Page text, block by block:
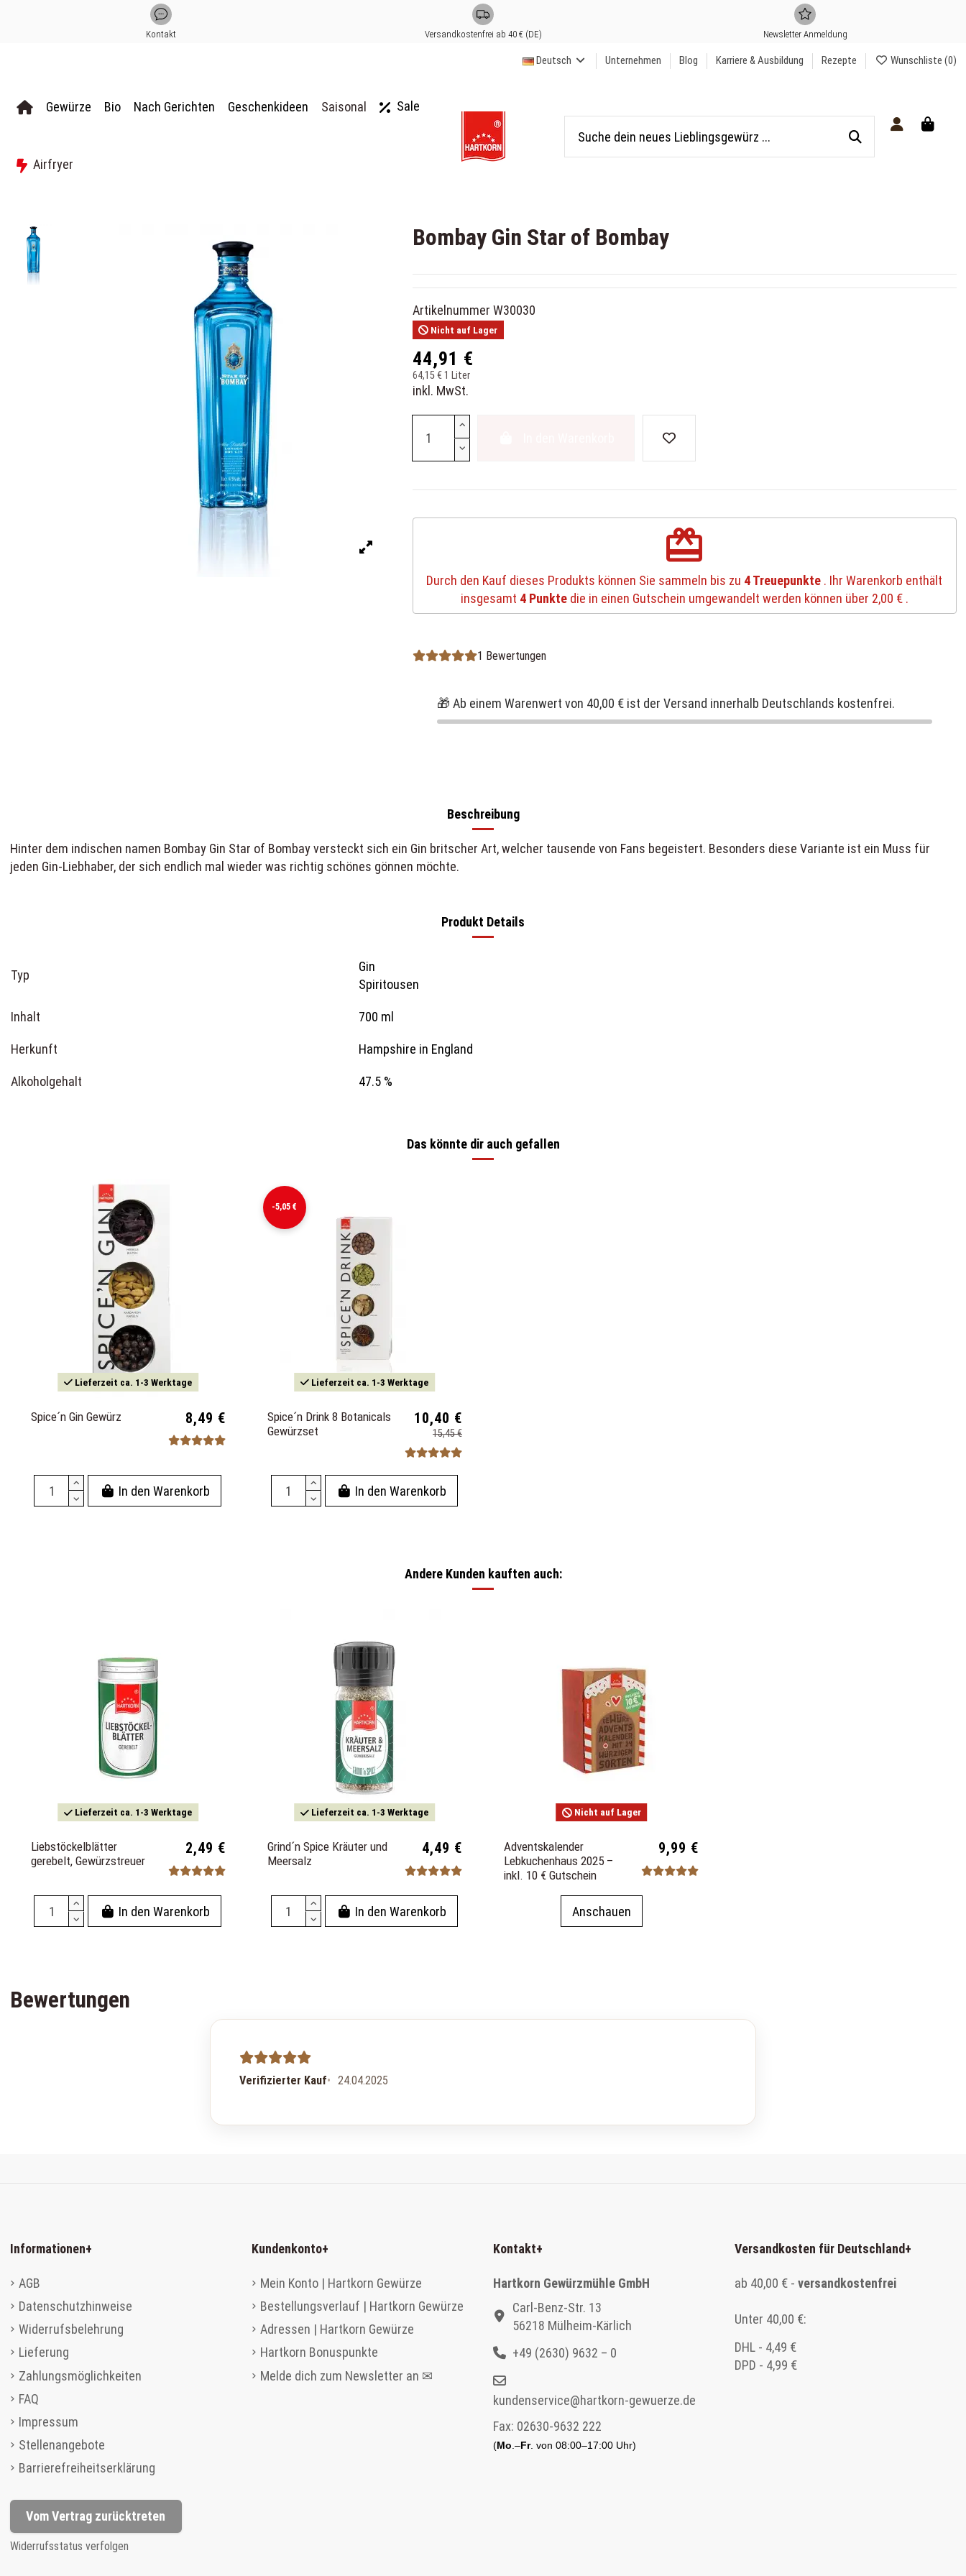
Kontakt Versandkostenfrei ab 40 € (DE) Newsletter Anmeldung
Deutsch Unternehmen Blog Karriere & Ausbildung Rezepte Wunschliste (0)
Gewürze Bio Nach Gerichten Geschenkideen Saisonal Sale
Airfryer
Bombay Gin Star of Bombay
Artikelnummer W30030
Nicht auf Lager
44,91 €
64,15 € 1 Liter
inkl. MwSt.
redeem
Durch den Kauf dieses Produkts können Sie sammeln bis zu 4Treuepunkte . Ihr Warenkorb enthält
insgesamt 4Punktedie in einen Gutschein umgewandelt werden können über 2,00 €.
1 Bewertungen
🎁 Ab einem Warenwert von 40,00 € ist der Versand innerhalb Deutschlands kostenfrei.
Beschreibung
Hinter dem indischen namen Bombay Gin Star of Bombay versteckt sich ein Gin britscher Art, welcher tausende von Fans begeistert. Besonders diese Variante ist ein Muss für
jeden Gin-Liebhaber, der sich endlich mal wieder was richtig schönes gönnen möchte.
Produkt Details
Typ
Gin
Spiritousen
Inhalt 700 ml
Herkunft Hampshire in England
Alkoholgehalt 47.5 %
Das könnte dir auch gefallen
Lieferzeit ca. 1-3 Werktage
Spice´n Gin Gewürz 8,49 €
In den Warenkorb
-5,05 €
Lieferzeit ca. 1-3 Werktage
Spice´n Drink 8 Botanicals
Gewürzset
10,40 €
15,45 €
In den Warenkorb
Andere Kunden kauften auch:
Lieferzeit ca. 1-3 Werktage
Liebstöckelblätter
gerebelt, Gewürzstreuer
2,49 €
In den Warenkorb
Lieferzeit ca. 1-3 Werktage
Grind´n Spice Kräuter und
Meersalz
4,49 €
In den Warenkorb
Nicht auf Lager
Adventskalender
Lebkuchenhaus 2025 –
inkl. 10 € Gutschein
9,99 €
Anschauen
Bewertungen
Verifizierter Kauf 24.04.2025
Informationen+
AGB
Datenschutzhinweise
Widerrufsbelehrung
Lieferung
Zahlungsmöglichkeiten
FAQ
Impressum
Stellenangebote
Barrierefreiheitserklärung
Kundenkonto+
Mein Konto | Hartkorn Gewürze
Bestellungsverlauf | Hartkorn Gewürze
Adressen | Hartkorn Gewürze
Hartkorn Bonuspunkte
Melde dich zum Newsletter an ✉
Kontakt+
Hartkorn Gewürzmühle GmbH
Carl-Benz-Str. 13
56218 Mülheim-Kärlich
+49 (2630) 9632 – 0
kundenservice@hartkorn-gewuerze.de
Fax: 02630-9632 222
(Mo.–Fr. von 08:00–17:00 Uhr)
Versandkosten für Deutschland+
ab 40,00 € - versandkostenfrei
Unter 40,00 €:
DHL - 4,49 €
DPD - 4,99 €
Vom Vertrag zurücktreten
Widerrufsstatus verfolgen